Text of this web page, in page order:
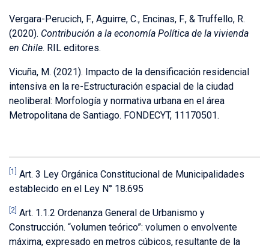
Vergara-Perucich, F., Aguirre, C., Encinas, F., & Truffello, R.
(2020). Contribución a la economía Política de la vivienda
en Chile. RIL editores.
Vicuña, M. (2021). Impacto de la densificación residencial
intensiva en la re-Estructuración espacial de la ciudad
neoliberal: Morfología y normativa urbana en el área
Metropolitana de Santiago. FONDECYT, 11170501.
[1]
Art. 3 Ley Orgánica Constitucional de Municipalidades
establecido en el Ley N° 18.695
[2] Art. 1.1.2 Ordenanza General de Urbanismo y
Construcción. “volumen teórico”: volumen o envolvente
máxima, expresado en metros cúbicos, resultante de la